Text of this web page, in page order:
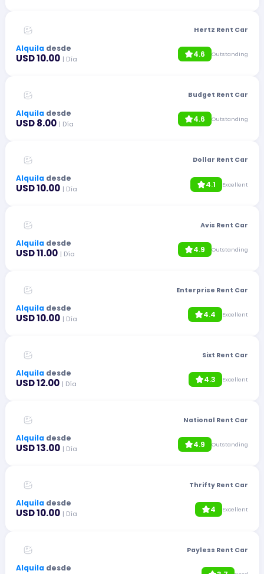
Hertz Rent Car
Alquila desde
USD 10.00 | Día 4.6 Outstanding
Budget Rent Car
Alquila desde
USD 8.00 | Día 4.6 Outstanding
Dollar Rent Car
Alquila desde
USD 10.00 | Día 4.1 Excellent
Avis Rent Car
Alquila desde
USD 11.00 | Día 4.9 Outstanding
Enterprise Rent Car
Alquila desde
USD 10.00 | Día 4.4 Excellent
Sixt Rent Car
Alquila desde
USD 12.00 | Día 4.3 Excellent
National Rent Car
Alquila desde
USD 13.00 | Día 4.9 Outstanding
Thrifty Rent Car
Alquila desde
USD 10.00 | Día 4 Excellent
Payless Rent Car
Alquila desde